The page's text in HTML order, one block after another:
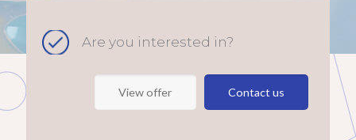
Are you interested in?
View offer Contact us